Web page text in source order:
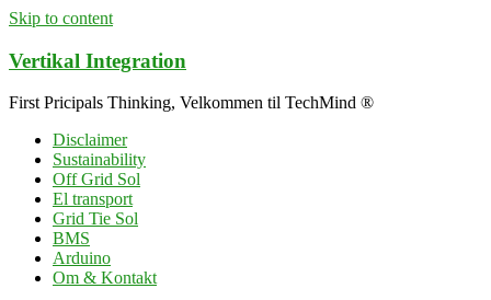
Skip to content
Vertikal Integration
First Pricipals Thinking, Velkommen til TechMind ®
Disclaimer
Sustainability
Off Grid Sol
El transport
Grid Tie Sol
BMS
Arduino
Om & Kontakt